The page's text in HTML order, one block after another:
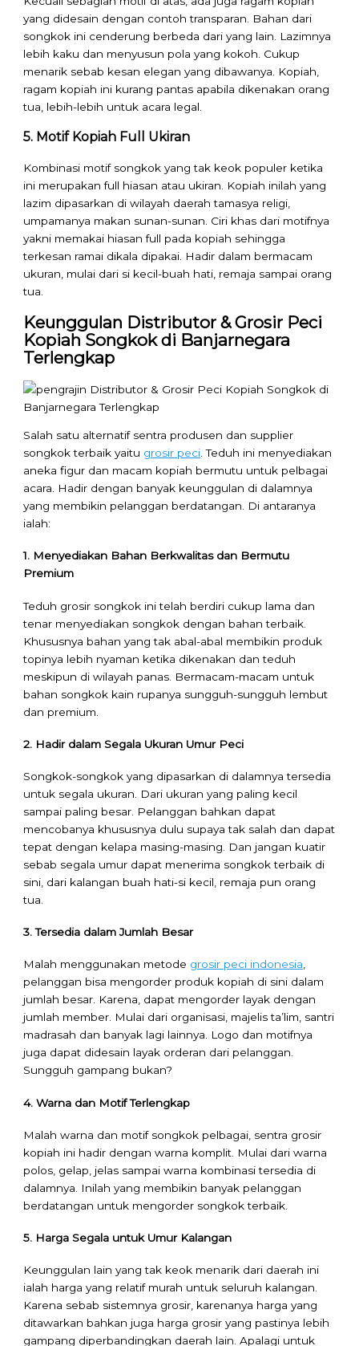
yang didesain dengan contoh transparan. Bahan dari
songkok ini cenderung berbeda dari yang lain. Lazimnya
lebih kaku dan menyusun pola yang kokoh. Cukup
menarik sebab kesan elegan yang dibawanya. Kopiah,
ragam kopiah ini kurang pantas apabila dikenakan orang
tua, lebih-lebih untuk acara legal.
5. Motif Kopiah Full Ukiran
Kombinasi motif songkok yang tak keok populer ketika
ini merupakan full hiasan atau ukiran. Kopiah inilah yang
lazim dipasarkan di wilayah daerah tamasya religi,
umpamanya makan sunan-sunan. Ciri khas dari motifnya
yakni memakai hiasan full pada kopiah sehingga
terkesan ramai dikala dipakai. Hadir dalam bermacam
ukuran, mulai dari si kecil-buah hati, remaja sampai orang
tua.
Keunggulan Distributor & Grosir Peci
Kopiah Songkok di Banjarnegara
Terlengkap
Salah satu alternatif sentra produsen dan supplier
songkok terbaik yaitu grosir peci. Teduh ini menyediakan
aneka figur dan macam kopiah bermutu untuk pelbagai
acara. Hadir dengan banyak keunggulan di dalamnya
yang membikin pelanggan berdatangan. Di antaranya
ialah:
1. Menyediakan Bahan Berkwalitas dan Bermutu
Premium
Teduh grosir songkok ini telah berdiri cukup lama dan
tenar menyediakan songkok dengan bahan terbaik.
Khususnya bahan yang tak abal-abal membikin produk
topinya lebih nyaman ketika dikenakan dan teduh
meskipun di wilayah panas. Bermacam-macam untuk
bahan songkok kain rupanya sungguh-sungguh lembut
dan premium.
2. Hadir dalam Segala Ukuran Umur Peci
Songkok-songkok yang dipasarkan di dalamnya tersedia
untuk segala ukuran. Dari ukuran yang paling kecil
sampai paling besar. Pelanggan bahkan dapat
mencobanya khususnya dulu supaya tak salah dan dapat
tepat dengan kelapa masing-masing. Dan jangan kuatir
sebab segala umur dapat menerima songkok terbaik di
sini, dari kalangan buah hati-si kecil, remaja pun orang
tua.
3. Tersedia dalam Jumlah Besar
Malah menggunakan metode grosir peci indonesia,
pelanggan bisa mengorder produk kopiah di sini dalam
jumlah besar. Karena, dapat mengorder layak dengan
jumlah member. Mulai dari organisasi, majelis ta’lim, santri
madrasah dan banyak lagi lainnya. Logo dan motifnya
juga dapat didesain layak orderan dari pelanggan.
Sungguh gampang bukan?
4. Warna dan Motif Terlengkap
Malah warna dan motif songkok pelbagai, sentra grosir
kopiah ini hadir dengan warna komplit. Mulai dari warna
polos, gelap, jelas sampai warna kombinasi tersedia di
dalamnya. Inilah yang membikin banyak pelanggan
berdatangan untuk mengorder songkok terbaik.
5. Harga Segala untuk Umur Kalangan
Keunggulan lain yang tak keok menarik dari daerah ini
ialah harga yang relatif murah untuk seluruh kalangan.
Karena sebab sistemnya grosir, karenanya harga yang
ditawarkan bahkan juga harga grosir yang pastinya lebih
gampang diperbandingkan daerah lain. Apalagi untuk